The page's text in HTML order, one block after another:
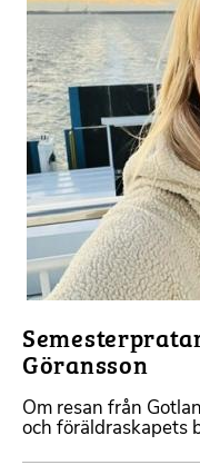
Göransson
Om resan från
och föräldraskapets